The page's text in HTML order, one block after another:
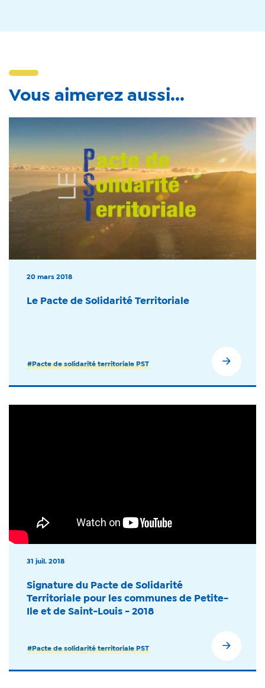
Vous aimerez aussi...
20 mars 2018
Le Pacte de Solidarité Territoriale
#Pacte de solidarité territoriale PST
31 juil. 2018
Signature du Pacte de Solidarité
Territoriale pour les communes de Petite-
Ile et de Saint-Louis - 2018
#Pacte de solidarité territoriale PST